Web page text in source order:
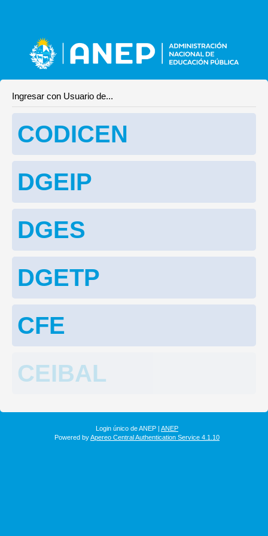
Ingresar con Usuario de...
CODICEN
DGEIP
DGES
DGETP
CFE
CEIBAL
Login único de ANEP | ANEP
Powered byApereo Central Authentication Service 4.1.10